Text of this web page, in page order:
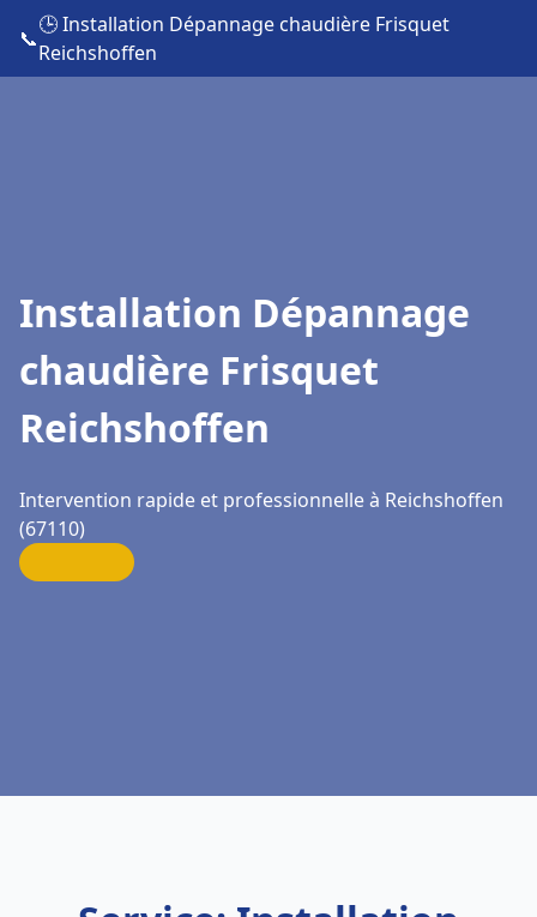
📞
🕒 Installation Dépannage chaudière Frisquet
Reichshoffen
Installation Dépannage
chaudière Frisquet
Reichshoffen
Intervention rapide et professionnelle à Reichshoffen
(67110)